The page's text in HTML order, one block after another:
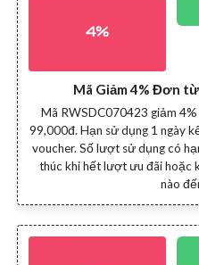
4%
Mã Giảm 4% Đơn
Mã RWSDC070423 giảm
99,000đ. Hạn sử dụng 1 ngày
voucher. Số lượt sử dụng có
thúc khi hết lượt ưu đãi hoặc
nào